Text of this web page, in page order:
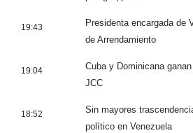
19:43
Presidenta encargada de
de Arrendamiento
19:04
Cuba y Dominicana
JCC
18:52
Sin mayores
político en Venezuela